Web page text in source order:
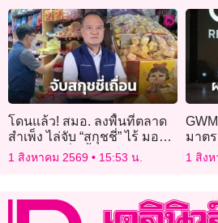
โดนแล้ว! สมอ. ลงพื้นที่ตลาด
สำเพ็ง ไล่จับ “สกุชชี่” ไร้ มอก.
กว่า 1.9 หมื่นชิ้น
1 สิงหาคม 2569 15:53 น.
มาต
กำห
1 สิง